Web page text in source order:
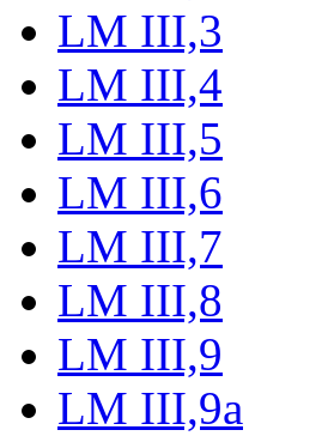
LM III,3
LM III,4
LM III,5
LM III,6
LM III,7
LM III,8
LM III,9
LM III,9a